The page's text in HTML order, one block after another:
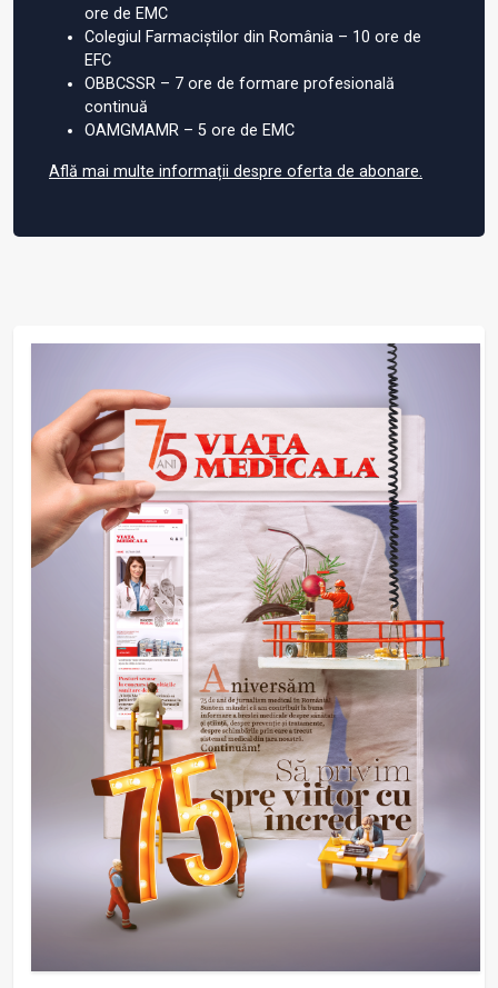
ore de EMC
Colegiul Farmaciștilor din România – 10 ore de
EFC
OBBCSSR – 7 ore de formare profesională
continuă
OAMGMAMR – 5 ore de EMC
Află mai multe informații despre oferta de abonare.